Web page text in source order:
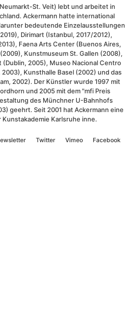
St. Veit) lebt und arbeitet in
Ackermann hatte international
bedeutende Einzelausstellungen
Dirimart (Istanbul, 2017/2012),
Faena Arts Center (Buenos Aires,
Kunstmuseum St. Gallen (2008),
2005), Museo Nacional Centro
Kunsthalle Basel (2002) und das
2002). Der Künstler wurde 1997 mit
und 2005 mit dem "mfi Preis
des Münchner U-Bahnhofs
geehrt. Seit 2001 hat Ackermann eine
Karlsruhe inne.
Twitter Vimeo
Facebook